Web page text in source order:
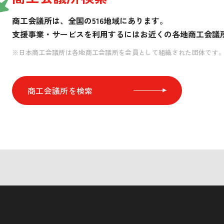
商工会議所は、全国の516地域にあります。
支援事業・サービスを利用するにはお近くの各地商工会議
※日本商工会議所は各地商工会議所を会員として組織された団体です。
商工会議所を検索